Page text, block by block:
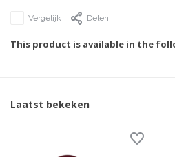
Vergelijk Delen
This product is available in the
Laatst bekeken